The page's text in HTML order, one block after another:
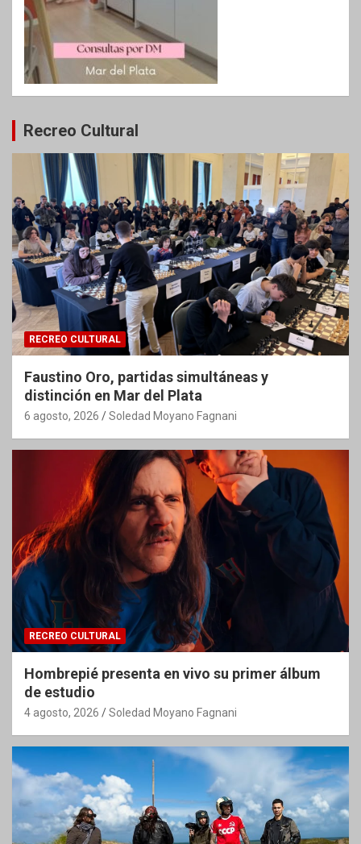
Recreo Cultural
RECREO CULTURAL
Faustino Oro, partidas simultáneas y
distinción en Mar del Plata
6 agosto, 2026 Soledad Moyano Fagnani
RECREO CULTURAL
Hombrepié presenta en vivo su primer álbum
de estudio
4 agosto, 2026 Soledad Moyano Fagnani